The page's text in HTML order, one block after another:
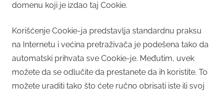
domenu koji je izdao taj Cookie.
Korišćenje Cookie-ja predstavlja standardnu praksu
na Internetu i većina pretraživača je podešena tako da
automatski prihvata sve Cookie-je. Međutim, uvek
možete da se odlučite da prestanete da ih koristite. To
možete uraditi tako što ćete ručno obrisati iste ili svoj